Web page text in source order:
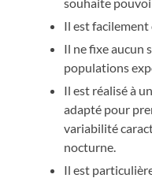
Il est
Il ne fixe aucun
populations
Il est réalisé à
adapté pour
variabilité
nocturne.
Il est